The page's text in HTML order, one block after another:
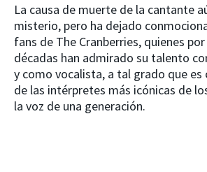
La causa de muerte de la cantante
misterio, pero ha dejado
fans de The Cranberries, quienes
décadas han admirado su talento
y como vocalista, a tal grado que es
de las intérpretes más icónicas de
la voz de una generación.